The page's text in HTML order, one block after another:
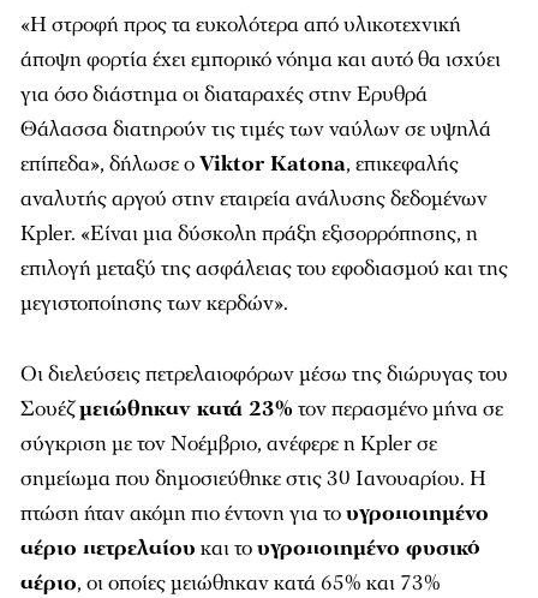
«Η στροφή προς τα ευκολότερα από υλικοτεχνική
άποψη φορτία έχει εμπορικό νόημα και αυτό θα ισχύει
για όσο διάστημα οι διαταραχές στην Ερυθρά
Θάλασσα διατηρούν τις τιμές των ναύλων σε υψηλά
επίπεδα», δήλωσε οViktor Katona, επικεφαλής
αναλυτής αργού στην εταιρεία ανάλυσης δεδομένων
Kpler. «Είναι μια δύσκολη πράξη εξισορρόπησης, η
επιλογή μεταξύ της ασφάλειας του εφοδιασμού και της
μεγιστοποίησης των κερδών».
Οι διελεύσεις πετρελαιοφόρων μέσω της διώρυγας του
Σουέζμειώθηκαν κατά 23% τον περασμένο μήνα σε
σύγκριση με τον Νοέμβριο, ανέφερε η Kpler σε
σημείωμα που δημοσιεύθηκε στις 30 Ιανουαρίου. Η
πτώση ήταν ακόμη πιο έντονη για τουγροποιημένο
αέριο πετρελαίου και τουγροποιημένο φυσικό
αέριο, οι οποίες μειώθηκαν κατά 65% και 73%